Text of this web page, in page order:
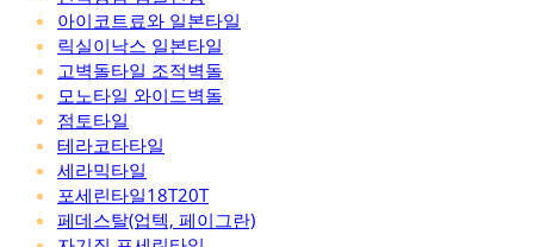
아이코트료와 일본타일
릭실이낙스 일본타일
고벽돌타일 조적벽돌
모노타일 와이드벽돌
점토타일
테라코타타일
세라믹타일
포세린타일18T20T
페데스탈(업텍, 페이그란)